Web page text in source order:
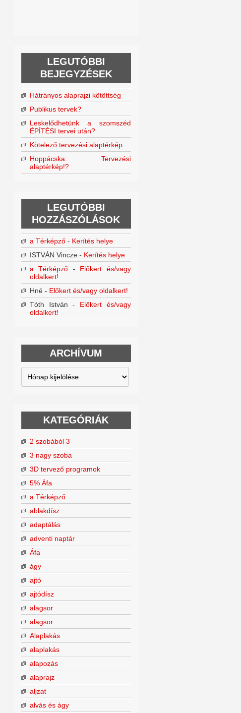
LEGUTÓBBI
BEJEGYZÉSEK
Hátrányos alaprajzi kötöttség
Publikus tervek?
Leskelődhetünk a szomszéd
ÉPÍTÉSI tervei után?
Kötelező tervezési alaptérkép
Hoppácska: Tervezési
alaptérkép!?
LEGUTÓBBI
HOZZÁSZÓLÁSOK
a Térképző- Kerítés helye
ISTVÁN Vincze- Kerítés helye
a Térképző - Előkert és/vagy
oldalkert!
Hné- Előkert és/vagy oldalkert!
Tóth István - Előkert és/vagy
oldalkert!
ARCHÍVUM
Archívum
KATEGÓRIÁK
2 szobából 3
3 nagy szoba
3D tervező programok
5% Áfa
a Térképző
ablakdísz
adaptálás
adventi naptár
Áfa
ágy
ajtó
ajtódísz
alagsor
alagsor
Alaplakás
alaplakás
alapozás
alaprajz
aljzat
alvás és ágy